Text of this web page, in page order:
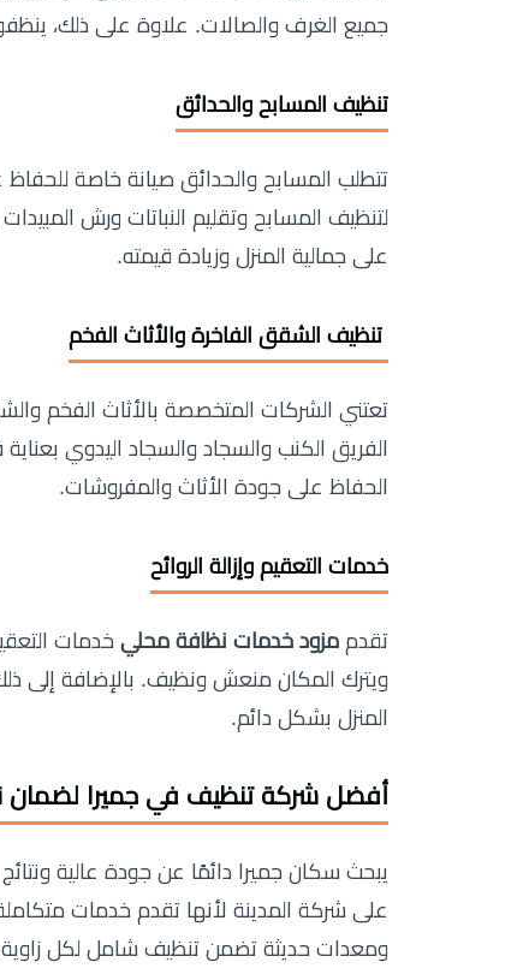
جميع الغرف والصالات. علاوة على ذلك،
تنظيف المسابح والحدائق
تتطلب المسابح والحدائق صيانة خاصة
لتنظيف المسابح وتقليم النباتات ورش
على جمالية المنزل وزيادة قيمته.
️ تنظيف الشقق الفاخرة والأثاث الفخم
تعتني الشركات المتخصصة بالأثاث الفخم
الفريق الكنب والسجاد والسجاد اليدوي
الحفاظ على جودة الأثاث والمفروشات.
خدمات التعقيم وإزالة الروائح
تقدم مزود خدمات نظافة محلي خدمات
ويترك المكان منعش ونظيف. بالإضافة إلى
المنزل بشكل دائم.
أفضل شركة تنظيف في جميرا لضمان
يبحث سكان جميرا دائمًا عن جودة عالية ونتائج
على شركة المدينة لأنها تقدم خدمات
ومعدات حديثة تضمن تنظيف شامل لكل